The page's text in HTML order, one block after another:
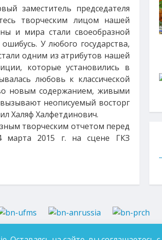
заместитель председателя
творческим лицом нашей
и мира стали своеобразной
У любого государства,
одним из атрибутов нашей
которые установились в
любовь к классической
новым содержанием, живыми
вызывают неописуемый восторг
Халяф Халфетдинович.
творческим отчетом перед
марта 2015 г. на сцене ГКЗ